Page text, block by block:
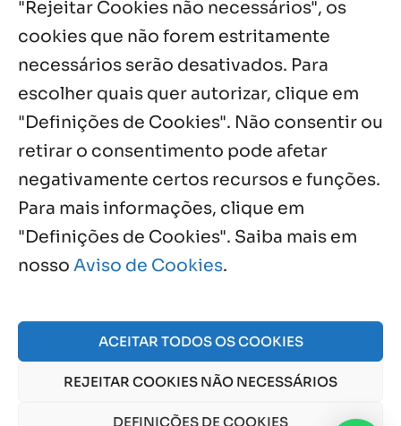
"Rejeitar Cookies não necessários", os
cookies que não forem estritamente
necessários serão desativados. Para
escolher quais quer autorizar, clique em
"Definições de Cookies". Não consentir ou
retirar o consentimento pode afetar
negativamente certos recursos e funções.
Para mais informações, clique em
"Definições de Cookies". Saiba mais em
nosso Aviso de Cookies.
ACEITAR TODOS OS COOKIES
REJEITAR COOKIES NÃO NECESSÁRIOS
DEFINIÇÕES DE COOKIES
6 ago, 2026
Notícias por Categoria
Próximos Eventos
Agosto, 2026
da Esperança. CNPJ: 48555775000150 |Aviso de Cookies